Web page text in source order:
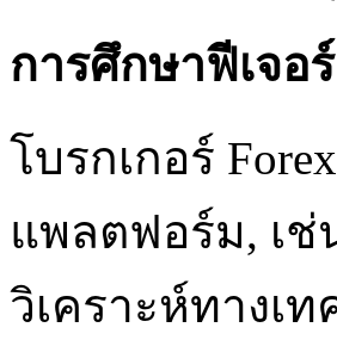
การศึกษาฟีเจอ
โบรกเกอร์
แพลตฟอร์ม, เช่
วิเคราะห์ทางเ